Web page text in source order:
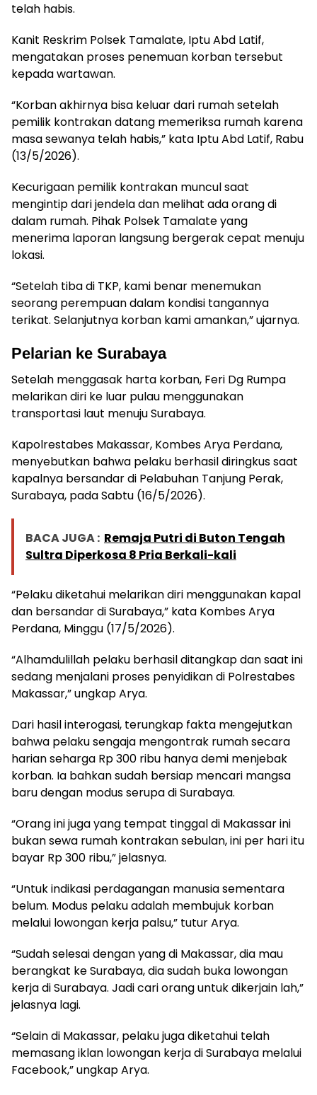
telah habis.
Kanit Reskrim Polsek Tamalate, Iptu Abd Latif,
mengatakan proses penemuan korban tersebut
kepada wartawan.
“Korban akhirnya bisa keluar dari rumah setelah
pemilik kontrakan datang memeriksa rumah karena
masa sewanya telah habis,” kata Iptu Abd Latif, Rabu
(13/5/2026).
Kecurigaan pemilik kontrakan muncul saat
mengintip dari jendela dan melihat ada orang di
dalam rumah. Pihak Polsek Tamalate yang
menerima laporan langsung bergerak cepat menuju
lokasi.
“Setelah tiba di TKP, kami benar menemukan
seorang perempuan dalam kondisi tangannya
terikat. Selanjutnya korban kami amankan,” ujarnya.
Pelarian ke Surabaya
Setelah menggasak harta korban, Feri Dg Rumpa
melarikan diri ke luar pulau menggunakan
transportasi laut menuju Surabaya.
Kapolrestabes Makassar, Kombes Arya Perdana,
menyebutkan bahwa pelaku berhasil diringkus saat
kapalnya bersandar di Pelabuhan Tanjung Perak,
Surabaya, pada Sabtu (16/5/2026).
BACA JUGA : Remaja Putri di Buton Tengah
Sultra Diperkosa 8 Pria Berkali-kali
“Pelaku diketahui melarikan diri menggunakan kapal
dan bersandar di Surabaya,” kata Kombes Arya
Perdana, Minggu (17/5/2026).
“Alhamdulillah pelaku berhasil ditangkap dan saat ini
sedang menjalani proses penyidikan di Polrestabes
Makassar,” ungkap Arya.
Dari hasil interogasi, terungkap fakta mengejutkan
bahwa pelaku sengaja mengontrak rumah secara
harian seharga Rp 300 ribu hanya demi menjebak
korban. Ia bahkan sudah bersiap mencari mangsa
baru dengan modus serupa di Surabaya.
“Orang ini juga yang tempat tinggal di Makassar ini
bukan sewa rumah kontrakan sebulan, ini per hari itu
bayar Rp 300 ribu,” jelasnya.
“Untuk indikasi perdagangan manusia sementara
belum. Modus pelaku adalah membujuk korban
melalui lowongan kerja palsu,” tutur Arya.
“Sudah selesai dengan yang di Makassar, dia mau
berangkat ke Surabaya, dia sudah buka lowongan
kerja di Surabaya. Jadi cari orang untuk dikerjain lah,”
jelasnya lagi.
“Selain di Makassar, pelaku juga diketahui telah
memasang iklan lowongan kerja di Surabaya melalui
Facebook,” ungkap Arya.